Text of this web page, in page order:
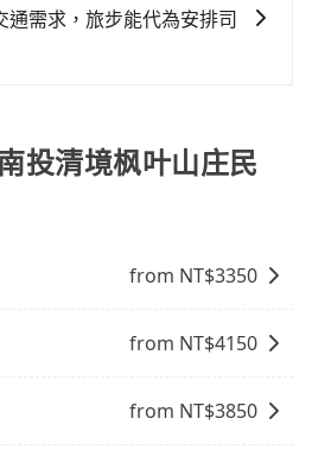
者的合法性、司機和車輛的資
評價口碑等方面，以確保您在
通需求，旅步能代為安排司
夠提供所需的服務。
投清境枫叶山庄民
from NT$3350
from NT$4150
from NT$3850